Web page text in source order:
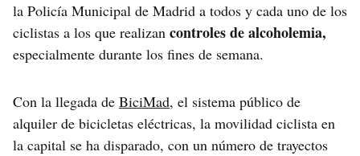
la Policía Municipal de Madrid a todos y cada uno de los
ciclistas a los que realizan controles de alcoholemia,
especialmente durante los fines de semana.
Con la llegada de BiciMad, el sistema público de
alquiler de bicicletas eléctricas, la movilidad ciclista en
la capital se ha disparado, con un número de trayectos